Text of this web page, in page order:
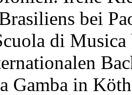
bei
di
Gamba in